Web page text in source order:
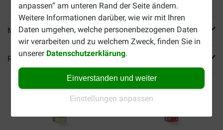
anpassen“ am unteren Rand der Seite ändern.
Weitere Informationen darüber, wie wir mit Ihren
Daten umgehen, welche personenbezogenen Daten
wir verarbeiten und zu welchem Zweck, finden Sie in
unserer Datenschutzerklärung.
Einverstanden und weiter
Einstellungen anpassen
Mehr Produktinfos
Reviews